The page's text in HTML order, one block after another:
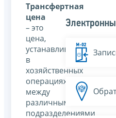
Трансфертная
цена
– это
цена,
устанавливаемая
в
хозяйственных
операциях
между
различными
подразделениями